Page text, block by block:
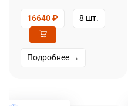
16640₽ 8 шт.
Подробнее →